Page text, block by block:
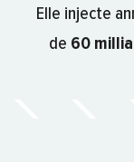
Elle injecte
de 60